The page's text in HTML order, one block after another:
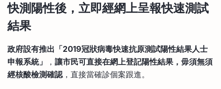
快測陽性後，立即經網上呈報快速測試
結果
政府設有推出「2019冠狀病毒快速抗原測試陽性結果人士
申報系統」
， 讓市民可直接在網上登記陽性結果，毋須無須
經核酸檢測確認 ，直接當確診個案跟進。